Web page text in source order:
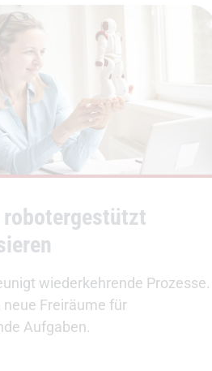
robotergestützt
wiederkehrende Prozesse.
Freiräume für
Aufgaben.